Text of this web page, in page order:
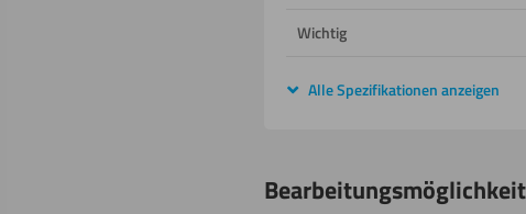
Wichtig
Alle Spezifikationen anzeigen